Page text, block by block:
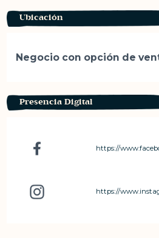
Ubicación
Negocio con opción de
Presencia Digital